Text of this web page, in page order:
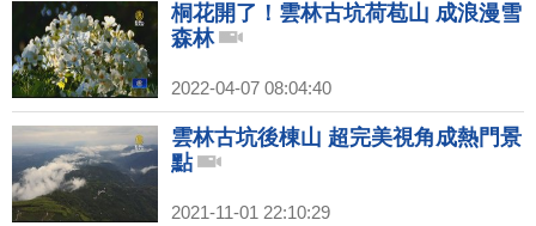
桐花開了！雲林古坑荷苞山 成浪漫雪
森林
2022-04-07 08:04:40
雲林古坑後棟山 超完美視角成熱門景
點
2021-11-01 22:10:29